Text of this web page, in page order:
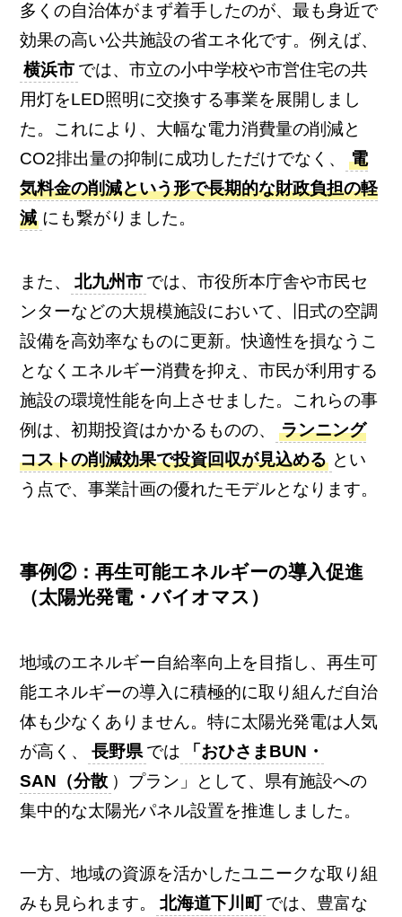
多くの自治体がまず着手したのが、最も身近で
効果の高い公共施設の省エネ化です。例えば、
横浜市 では、市立の小中学校や市営住宅の共
用灯をLED照明に交換する事業を展開しまし
た。これにより、大幅な電力消費量の削減と
CO2排出量の抑制に成功しただけでなく、
電
気料金の削減という形で長期的な財政負担の軽
減 にも繋がりました。
また、 北九州市 では、市役所本庁舎や市民セ
ンターなどの大規模施設において、旧式の空調
設備を高効率なものに更新。快適性を損なうこ
となくエネルギー消費を抑え、市民が利用する
施設の環境性能を向上させました。これらの事
例は、初期投資はかかるものの、
ランニング
コストの削減効果で投資回収が見込める とい
う点で、事業計画の優れたモデルとなります。
事例②：再生可能エネルギーの導入促進
（太陽光発電・バイオマス）
地域のエネルギー自給率向上を目指し、再生可
能エネルギーの導入に積極的に取り組んだ自治
体も少なくありません。特に太陽光発電は人気
が高く、
長野県 では
「おひさまBUN・
SAN（分散 ）プラン」として、県有施設への
集中的な太陽光パネル設置を推進しました。
一方、地域の資源を活かしたユニークな取り組
みも見られます。
北海道下川町 では、豊富な